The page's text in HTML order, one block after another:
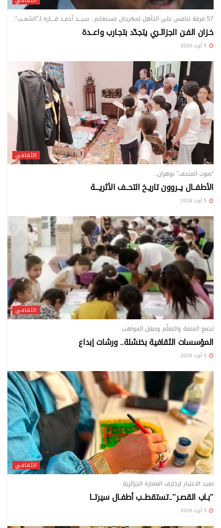
57 فرقة تنافس على التأهل لمهرجان مستغانم.. سيـــد أحمـد قــــارة لـ”الشعــب”:
خـزان الفـن الجزائـري يتجدّد بتجـارب واعــدة
الثقافي
”صوت المتحف” بوهران..
الأطفــال يــروون تاريـخ التحــف الأثريـــة
الثقافي
تجمع المتعة والتعلّم وصقل المواهب
المؤسسات الثقافية بخنشلة.. ورشات إبداع
الثقافي
تعيد الاعتبار لزخارف العمارة الجزائرية
”بـاب القصـر”..تستقطــب أطفـال سيرتــا